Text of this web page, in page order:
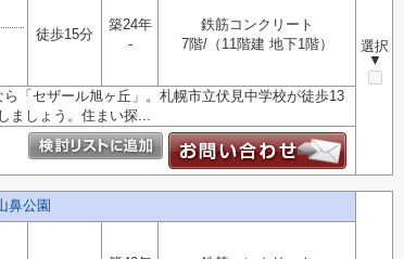
選択
▼
徒歩15分
築24年
-
鉄筋コンクリート
7階/（11階建 地下1階）
「セザール旭ヶ丘」。札幌市立伏見中学校が徒歩13
ましょう。住まい探...
鼻公園